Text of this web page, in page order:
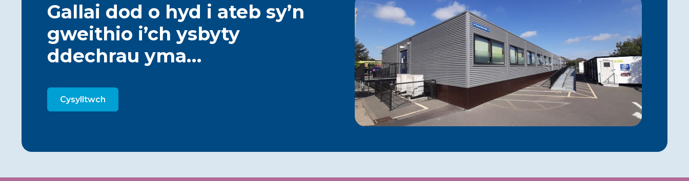
Gallai dod o hyd i ateb sy’n
gweithio i’ch ysbyty
ddechrau yma…
Cysylltwch